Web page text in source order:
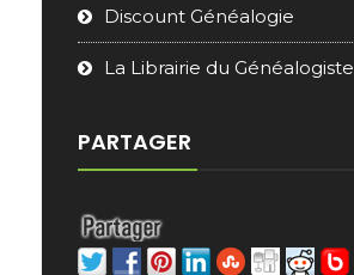
Discount Généalogie
La Librairie du Généalogiste
PARTAGER